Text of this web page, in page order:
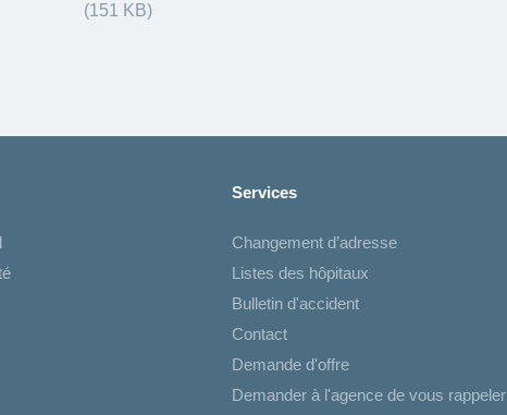
(151 KB)
Services
Changement d’adresse
Listes des hôpitaux
Bulletin d'accident
Contact
Demande d'offre
Demander à l'agence de vous rappeler